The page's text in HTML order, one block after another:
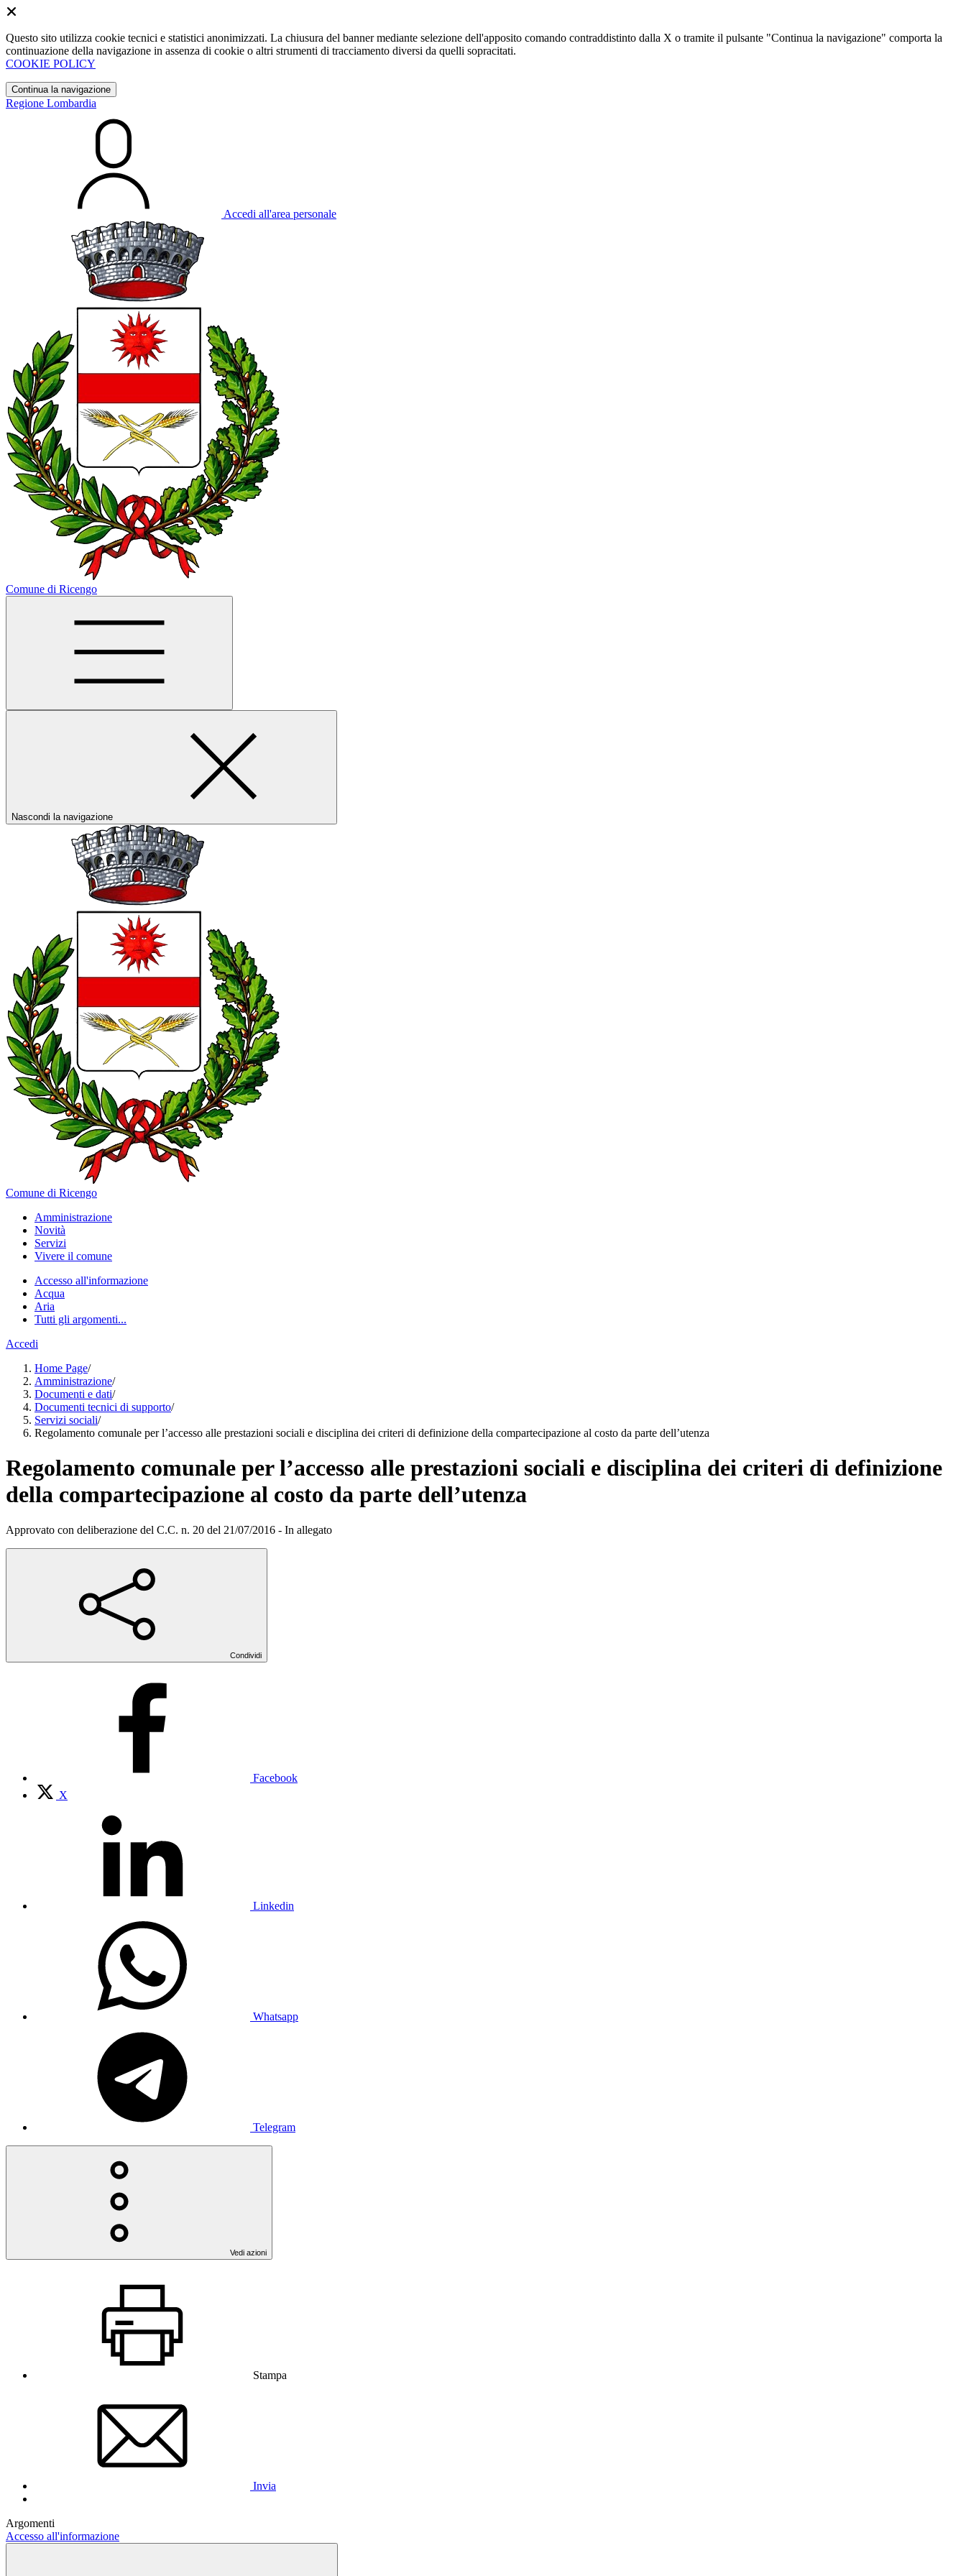
Questo sito utilizza cookie tecnici e statistici anonimizzati. La chiusura del banner mediante selezione dell'apposito comando contraddistinto dalla X o tramite il pulsante "Continua la navigazione" comporta la
continuazione della navigazione in assenza di cookie o altri strumenti di tracciamento diversi da quelli sopracitati.
COOKIE POLICY
Continua la navigazione
Regione Lombardia
Accedi all'area personale
Comune di Ricengo
Nascondi la navigazione
Comune di Ricengo
Amministrazione
Novità
Servizi
Vivere il comune
Accesso all'informazione
Acqua
Aria
Tutti gli argomenti...
Accedi
Home Page/
Amministrazione/
Documenti e dati/
Documenti tecnici di supporto/
Servizi sociali/
Regolamento comunale per l’accesso alle prestazioni sociali e disciplina dei criteri di definizione della compartecipazione al costo da parte dell’utenza
Regolamento comunale per l’accesso alle prestazioni sociali e disciplina dei criteri di definizione
della compartecipazione al costo da parte dell’utenza
Approvato con deliberazione del C.C. n. 20 del 21/07/2016 - In allegato
Condividi
Facebook
X
Linkedin
Whatsapp
Telegram
Vedi azioni
Stampa
Invia
Argomenti
Accesso all'informazione